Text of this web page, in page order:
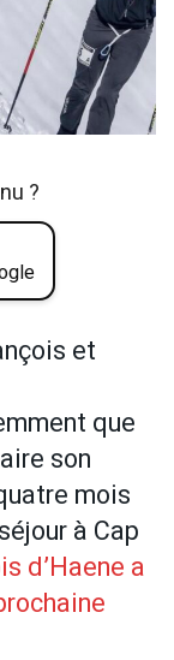
?
et
que
son
mois
à Cap
d’Haene a